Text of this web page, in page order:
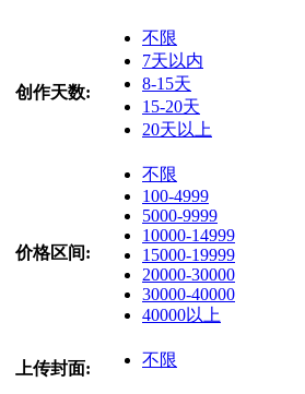
创作天数:
不限
7天以内
8-15天
15-20天
20天以上
价格区间:
不限
100-4999
5000-9999
10000-14999
15000-19999
20000-30000
30000-40000
40000以上
上传封面: 不限